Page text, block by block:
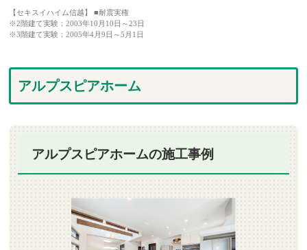
【セキスイハイム信越】 ■耐震実権
※2階建て実験：2003年10月10日～23日
※3階建て実験：2005年4月9日～5月1日
アルプスピアホーム
アルプスピアホームの施工事例